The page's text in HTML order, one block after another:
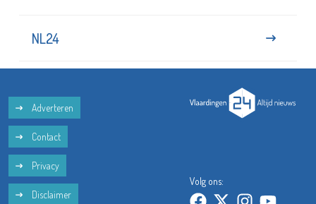
NL24
Adverteren
Contact
Privacy
Disclaimer
Volg ons: